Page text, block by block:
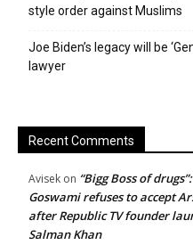
style order against Muslims
Joe Biden’s legacy will be
lawyer
Recent Comments
Avisek on “Bigg Boss of
Goswami refuses to accept
after Republic TV founder
Salman Khan